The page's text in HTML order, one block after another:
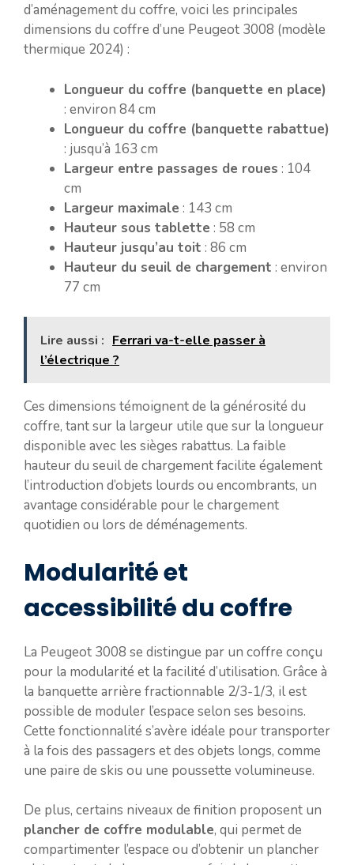
d’aménagement du coffre, voici les principales
dimensions du coffre d’une Peugeot 3008 (modèle
thermique 2024) :
Longueur du coffre (banquette en place)
: environ 84 cm
Longueur du coffre (banquette rabattue)
: jusqu’à 163 cm
Largeur entre passages de roues : 104
cm
Largeur maximale : 143 cm
Hauteur sous tablette : 58 cm
Hauteur jusqu’au toit : 86 cm
Hauteur du seuil de chargement : environ
77 cm
Lire aussi : Ferrari va-t-elle passer à
l’électrique ?
Ces dimensions témoignent de la générosité du
coffre, tant sur la largeur utile que sur la longueur
disponible avec les sièges rabattus. La faible
hauteur du seuil de chargement facilite également
l’introduction d’objets lourds ou encombrants, un
avantage considérable pour le chargement
quotidien ou lors de déménagements.
Modularité et
accessibilité du coffre
La Peugeot 3008 se distingue par un coffre conçu
pour la modularité et la facilité d’utilisation. Grâce à
la banquette arrière fractionnable 2/3-1/3, il est
possible de moduler l’espace selon ses besoins.
Cette fonctionnalité s’avère idéale pour transporter
à la fois des passagers et des objets longs, comme
une paire de skis ou une poussette volumineuse.
De plus, certains niveaux de finition proposent un
plancher de coffre modulable, qui permet de
compartimenter l’espace ou d’obtenir un plancher